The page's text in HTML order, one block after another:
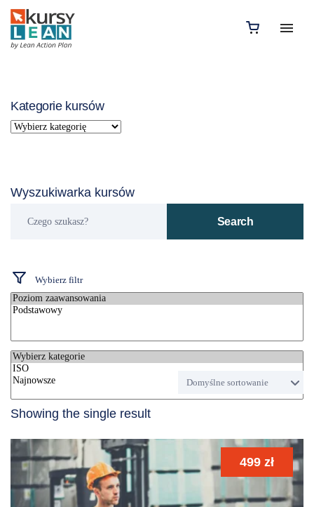
Kategorie kursów
Wyszukiwarka kursów
szukasz?
Search
Wybierz filtr
Showing the single result
499 zł